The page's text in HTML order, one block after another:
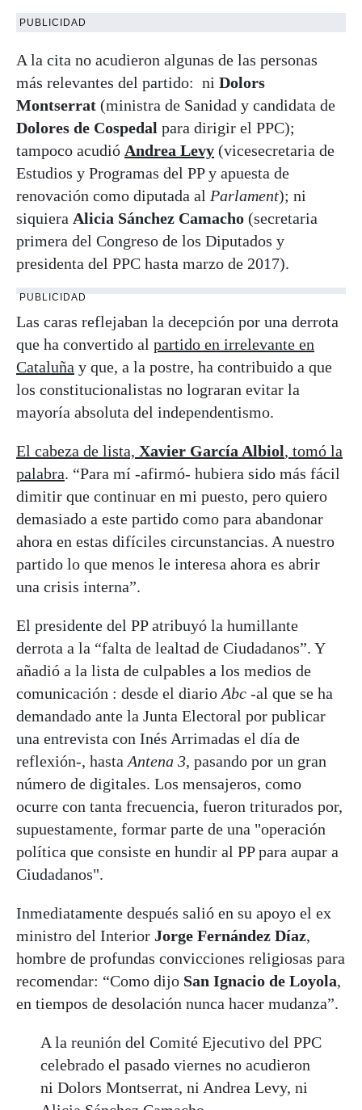
PUBLICIDAD
A la cita no acudieron algunas de las personas
más relevantes del partido: ni Dolors
Montserrat (ministra de Sanidad y candidata de
Dolores de Cospedal para dirigir el PPC);
tampoco acudió Andrea Levy (vicesecretaria de
Estudios y Programas del PP y apuesta de
renovación como diputada al Parlament); ni
siquiera Alicia Sánchez Camacho (secretaria
primera del Congreso de los Diputados y
presidenta del PPC hasta marzo de 2017).
PUBLICIDAD
Las caras reflejaban la decepción por una derrota
que ha convertido al partido en irrelevante en
Cataluña y que, a la postre, ha contribuido a que
los constitucionalistas no lograran evitar la
mayoría absoluta del independentismo.
El cabeza de lista, Xavier García Albiol, tomó la
palabra. “Para mí -afirmó- hubiera sido más fácil
dimitir que continuar en mi puesto, pero quiero
demasiado a este partido como para abandonar
ahora en estas difíciles circunstancias. A nuestro
partido lo que menos le interesa ahora es abrir
una crisis interna”.
El presidente del PP atribuyó la humillante
derrota a la “falta de lealtad de Ciudadanos”. Y
añadió a la lista de culpables a los medios de
comunicación : desde el diario Abc -al que se ha
demandado ante la Junta Electoral por publicar
una entrevista con Inés Arrimadas el día de
reflexión-, hasta Antena 3, pasando por un gran
número de digitales. Los mensajeros, como
ocurre con tanta frecuencia, fueron triturados por,
supuestamente, formar parte de una "operación
política que consiste en hundir al PP para aupar a
Ciudadanos".
Inmediatamente después salió en su apoyo el ex
ministro del Interior Jorge Fernández Díaz,
hombre de profundas convicciones religiosas para
recomendar: “Como dijo San Ignacio de Loyola,
en tiempos de desolación nunca hacer mudanza”.
A la reunión del Comité Ejecutivo del PPC
celebrado el pasado viernes no acudieron
ni Dolors Montserrat, ni Andrea Levy, ni